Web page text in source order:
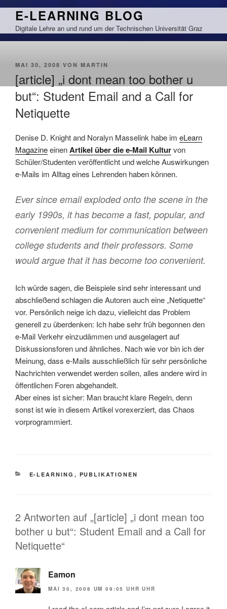
Zum
springen
E-LEARNING BLOG
Digitale Lehre an und rund um der Technischen Universität Graz
VERÖFFENTLICHT
MAI 30, 2008 VON MARTIN
[article] „i dont mean too bother u
but“: Student Email and a Call for
Netiquette
Denise D. Knight and Noralyn Masselink habe im eLearn
MagazineeinenArtikel über die e-Mail Kulturvon
Schüler/Studenten veröffentlicht und welche Auswirkungen
e-Mails im Alltag eines Lehrenden haben können.
Ever since email exploded onto the scene in the
early 1990s, it has become a fast, popular, and
convenient medium for communication between
college students and their professors. Some
would argue that it has become too convenient.
Ich würde sagen, die Beispiele sind sehr interessant und
abschließend schlagen die Autoren auch eine „Netiquette“
vor. Persönlich neige ich dazu, vielleicht das Problem
generell zu überdenken: Ich habe sehr früh begonnen den
e-Mail Verkehr einzudämmen und ausgelagert auf
Diskussionsforen und ähnliches. Nach wie vor bin ich der
Meinung, dass e-Mails ausschließlich für sehr persönliche
Nachrichten verwendet werden sollen, alles andere wird in
öffentlichen Foren abgehandelt.
Aber eines ist sicher: Man braucht klare Regeln, denn
sonst ist wie in diesem Artikel vorexerziert, das Chaos
vorprogrammiert.
KATEGORIEN
E-LEARNING , PUBLIKATIONEN
2 Antworten auf „[article] „i dont mean too
bother u but“: Student Email and a Call for
Netiquette“
Eamon
MAI 30, 2008 UM 09:05 UHR UHR